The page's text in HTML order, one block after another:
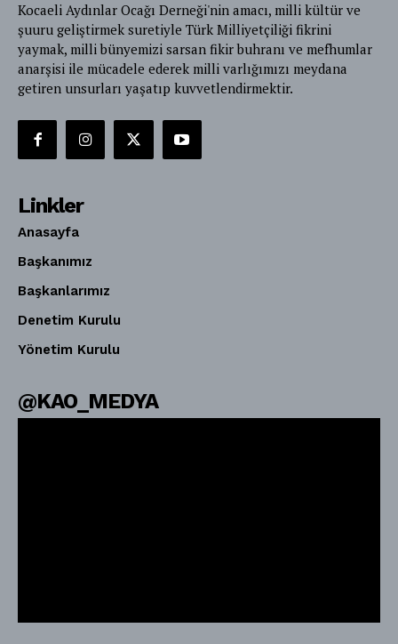
Kocaeli Aydınlar Ocağı Derneği'nin amacı, milli kültür ve
şuuru geliştirmek suretiyle Türk Milliyetçiliği fikrini
yaymak, milli bünyemizi sarsan fikir buhranı ve mefhumlar
anarşisi ile mücadele ederek milli varlığımızı meydana
getiren unsurları yaşatıp kuvvetlendirmektir.
Linkler
Anasayfa
Başkanımız
Başkanlarımız
Denetim Kurulu
Yönetim Kurulu
@KAO_MEDYA